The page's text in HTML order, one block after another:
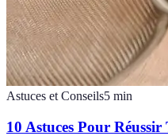
Astuces et Conseils5 min
10 Astuces Pour